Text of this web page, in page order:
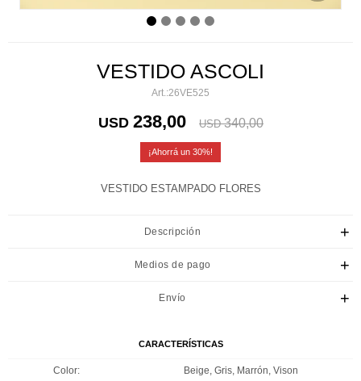
VESTIDO ASCOLI
26VE525
USD 238,00 USD 340,00
30
VESTIDO ESTAMPADO FLORES
Descripción
Medios de pago
Envío
CARACTERÍSTICAS
Color Beige, Gris, Marrón, Vison